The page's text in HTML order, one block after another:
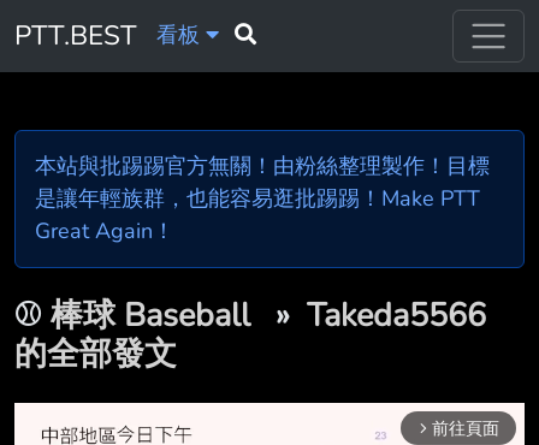
PTT.BEST 看板
本站與批踢踢官方無關！由粉絲整理製作！目標
是讓年輕族群，也能容易逛批踢踢！Make PTT
Great Again！
⚾ 棒球 Baseball » Takeda5566
的全部發文
arrow_forward_ios 前往頁面